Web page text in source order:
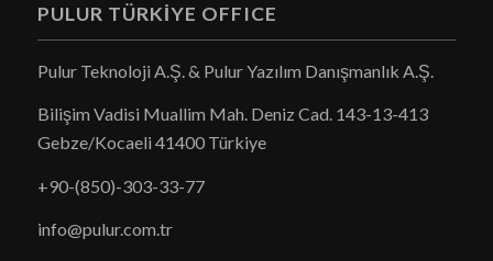
PULUR TÜRKIYE OFFICE
Pulur Teknoloji A.Ş. & Pulur Yazılım Danışmanlık A.Ş.
Bilişim Vadisi Muallim Mah. Deniz Cad. 143-13-413
Gebze/Kocaeli 41400 Türkiye
+90-(850)-303-33-77
info@pulur.com.tr